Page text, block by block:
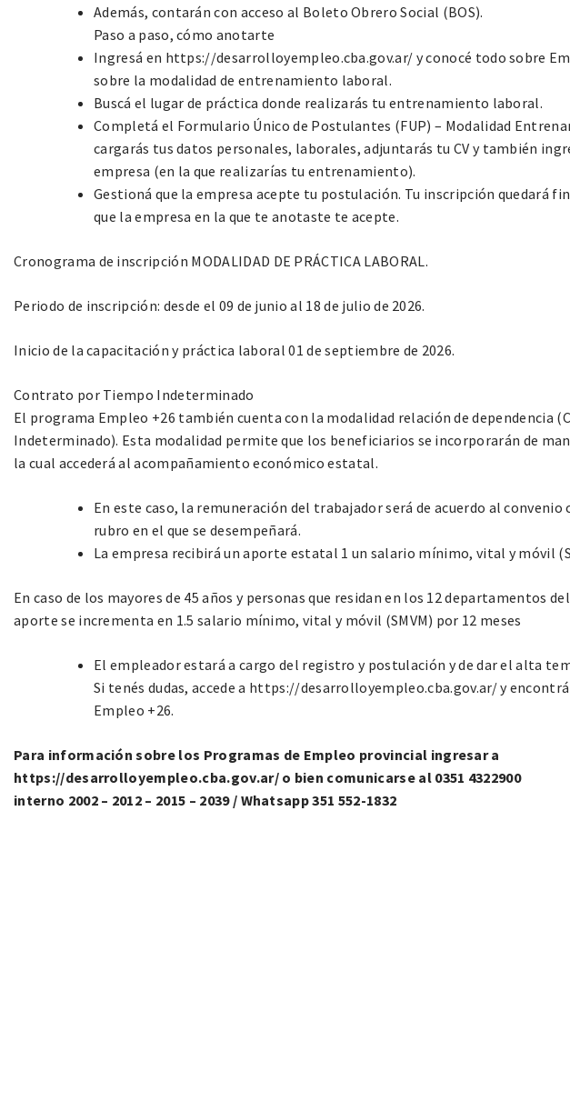
Además, contarán con acceso al Boleto Obrero Social (BOS).
Paso a paso, cómo anotarte
Ingresá en https://desarrolloyempleo.cba.gov.ar/ y conocé todo sobre
sobre la modalidad de entrenamiento laboral.
Buscá el lugar de práctica donde realizarás tu entrenamiento laboral.
Completá el Formulario Único de Postulantes (FUP) – Modalidad
cargarás tus datos personales, laborales, adjuntarás tu CV y también
empresa (en la que realizarías tu entrenamiento).
Gestioná que la empresa acepte tu postulación. Tu inscripción quedará
que la empresa en la que te anotaste te acepte.
Cronograma de inscripción MODALIDAD DE PRÁCTICA LABORAL.
Periodo de inscripción: desde el 09 de junio al 18 de julio de 2026.
Inicio de la capacitación y práctica laboral 01 de septiembre de 2026.
Contrato por Tiempo Indeterminado
El programa Empleo +26 también cuenta con la modalidad relación de dependencia
Indeterminado). Esta modalidad permite que los beneficiarios se incorporarán de
la cual accederá al acompañamiento económico estatal.
En este caso, la remuneración del trabajador será de acuerdo al
rubro en el que se desempeñará.
La empresa recibirá un aporte estatal 1 un salario mínimo, vital y móvil
En caso de los mayores de 45 años y personas que residan en los 12 departamentos
aporte se incrementa en 1.5 salario mínimo, vital y móvil (SMVM) por 12 meses
El empleador estará a cargo del registro y postulación y de dar el alta
Si tenés dudas, accede a https://desarrolloyempleo.cba.gov.ar/ y
Empleo +26.
Para información sobre los Programas de Empleo provincial ingresar a
https://desarrolloyempleo.cba.gov.ar/ o bien comunicarse al 0351 4322900
interno 2002 – 2012 – 2015 – 2039 / Whatsapp 351 552-1832